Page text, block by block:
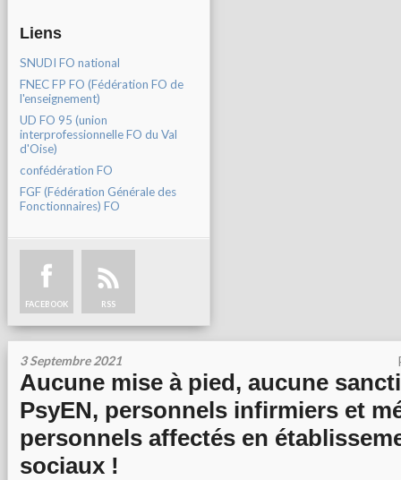
Liens
SNUDI FO national
FNEC FP FO (Fédération FO de
l'enseignement)
UD FO 95 (union
interprofessionnelle FO du Val
d'Oise)
confédération FO
FGF (Fédération Générale des
Fonctionnaires) FO
FACEBOOK RSS
3 Septembre 2021
Aucune mise à pied, aucune
PsyEN, personnels infirmiers et
personnels affectés en
sociaux !